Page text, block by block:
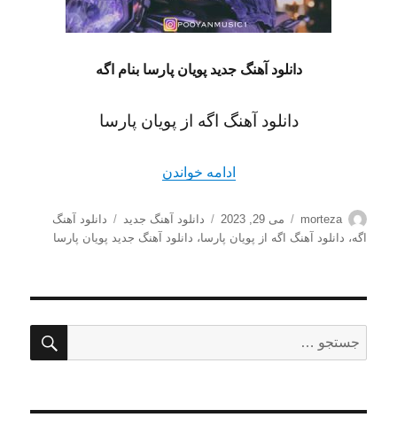
دانلود آهنگ جدید پویان پارسا بنام اگه
دانلود آهنگ اگه از پویان پارسا
ادامه خواندن
نویسنده
morteza
ارسال
شده
می 29, 2023 دسته‌ها
دانلود آهنگ جدید برچسب‌ها
دانلود آهنگ
اگه، دانلود آهنگ اگه از پویان پارسا، دانلود آهنگ جدید پویان پارسا
برای: